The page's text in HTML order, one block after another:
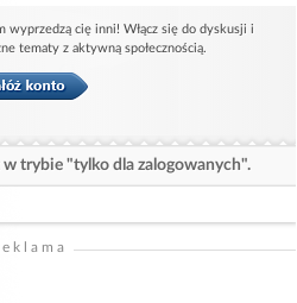
cię inni! Włącz się do dyskusji i
tematy z aktywną społecznością.
w trybie "tylko dla zalogowanych".